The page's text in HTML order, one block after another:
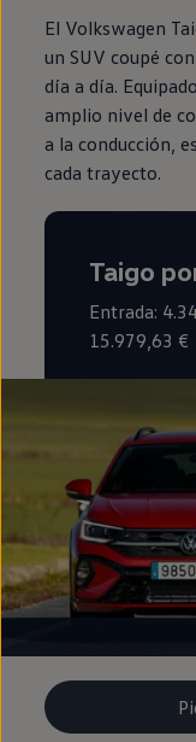
El Volkswagen
un SUV coupé
día a día.
amplio nivel de
a la conducción,
cada trayecto.
Taigo
Entrada:
15.979,63 €